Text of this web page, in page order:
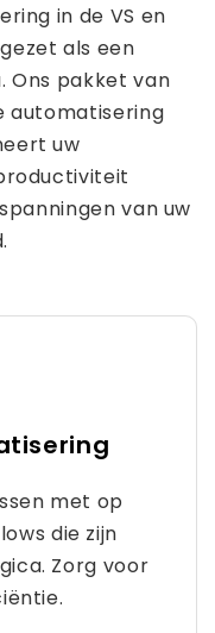
in de VS en
als een
Ons pakket van
automatisering
uw
van uw
met op
die zijn
Zorg voor